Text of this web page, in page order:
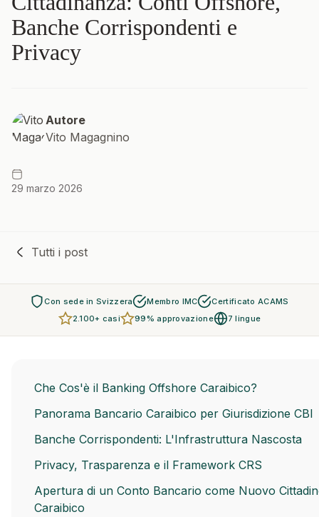
Banche Corrispondenti e
Privacy
Autore
Vito Magagnino
29 marzo 2026
Tutti i post
Con sede in Svizzera Membro IMC
Certificato ACAMS
2.100+ casi
99% approvazione 7 lingue
Che Cos'è il Banking Offshore Caraibico?
Panorama Bancario Caraibico per Giurisdizione CBI
Banche Corrispondenti: L'Infrastruttura Nascosta
Privacy, Trasparenza e il Framework CRS
Apertura di un Conto Bancario come Nuovo
Caraibico